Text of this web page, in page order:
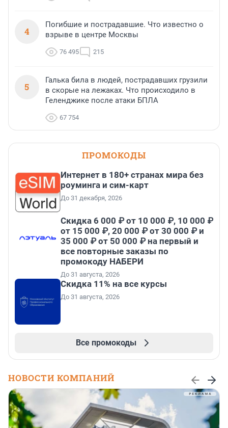
4
Погибшие и пострадавшие. Что известно о
взрыве в центре Москвы
76 495 215
5
Галька била в людей, пострадавших грузили
в скорые на лежаках. Что происходило в
Геленджике после атаки БПЛА
67 754
ПРОМОКОДЫ
Интернет в 180+ странах мира без
роуминга и сим-карт
До 31 декабря, 2026
Скидка 6 000 ₽ от 10 000 ₽, 10 000 ₽
от 15 000 ₽, 20 000 ₽ от 30 000 ₽ и
35 000 ₽ от 50 000 ₽ на первый и
все повторные заказы по
промокоду НАБЕРИ
До 31 августа, 2026
Скидка 11% на все курсы
До 31 августа, 2026
Все промокоды
НОВОСТИ КОМПАНИЙ